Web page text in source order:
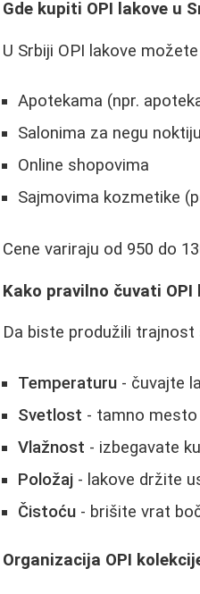
Gde kupiti OPI lakove u
U Srbiji OPI lakove
Apotekama (npr.
Salonima za negu noktiju
Online shopovima
Sajmovima kozmetike
Cene variraju od 950 do
Kako pravilno čuvati OPI
Da biste produžili trajnost
Temperaturu - čuvajte
Svetlost - tamno
Vlažnost - izbegavate
Položaj - lakove držite
Čistoću - brišite vrat
Organizacija OPI